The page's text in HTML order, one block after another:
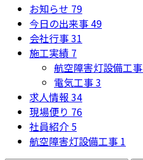
お知らせ 79
今日の出来事49
会社行事31
施工実績 7
航空障害灯設備工事
電気工事3
求人情報 34
現場便り 76
社員紹介 5
航空障害灯設備工事 1